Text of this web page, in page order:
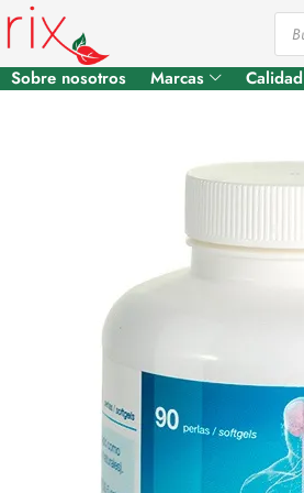
Sobre nosotros Marcas Calidad